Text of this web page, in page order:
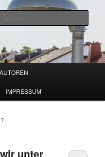
und Digitalisierung
AUTOREN
IMPRESSUM
unter